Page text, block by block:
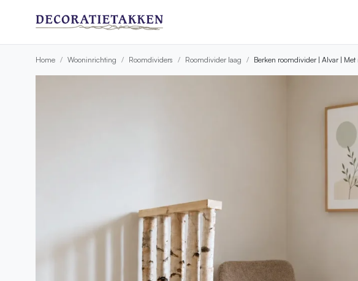
Home Wooninrichting Roomdividers Roomdivider laag Berken roomdivider | Alvar |